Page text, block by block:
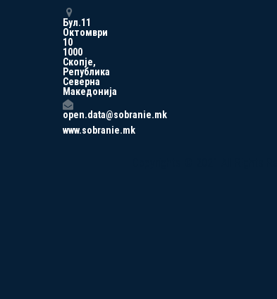
Бул.11
Октомври
10
1000
Скопје,
Република
Северна
Македонија
open.data@sobranie.mk
www.sobranie.mk